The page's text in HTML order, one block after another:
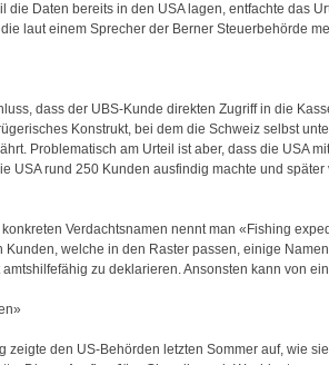
die Daten bereits in den USA lagen, entfachte das
laut einem Sprecher der Berner Steuerbehörde
dass der UBS-Kunde direkten Zugriff in die
Konstrukt, bei dem die Schweiz selbst
Problematisch am Urteil ist aber, dass die USA
USA rund 250 Kunden ausfindig machte und
Verdachtsnamen nennt man «Fishing
welche in den Raster passen, einige
zu deklarieren. Ansonsten kann von
den US-Behörden letzten Sommer auf, wie